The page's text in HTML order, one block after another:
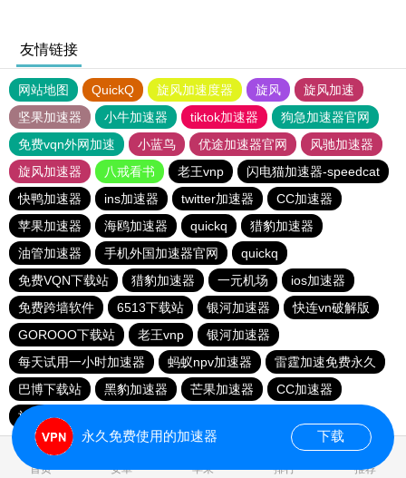
友情链接
网站地图 QuickQ 旋风加速度器 旋风
旋风加速
坚果加速器
小牛加速器 tiktok加速器
狗急加速器官网
免费vqn外网加速
小蓝鸟 优途加速器官网
风驰加速器
旋风加速器
八戒看书 老王vnp
闪电猫加速器-speedcat
快鸭加速器
ins加速器 twitter加速器
CC加速器
苹果加速器
海鸥加速器 quickq
猎豹加速器
油管加速器
手机外国加速器官网
quickq
免费VQN下载站
猎豹加速器 一元机场
ios加速器
免费跨墙软件
6513下载站 银河加速器
快连vn破解版
GOROOO下载站
老王vnp
银河加速器
每天试用一小时加速器
蚂蚁npv加速器
雷霆加速免费永久
巴博下载站
黑豹加速器 芒果加速器
CC加速器
旋风pvn加速器
首页 安卓 苹果 排行 推荐
永久免费使用的加速器 下载
0.145653s